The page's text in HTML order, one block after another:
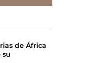
de África
su